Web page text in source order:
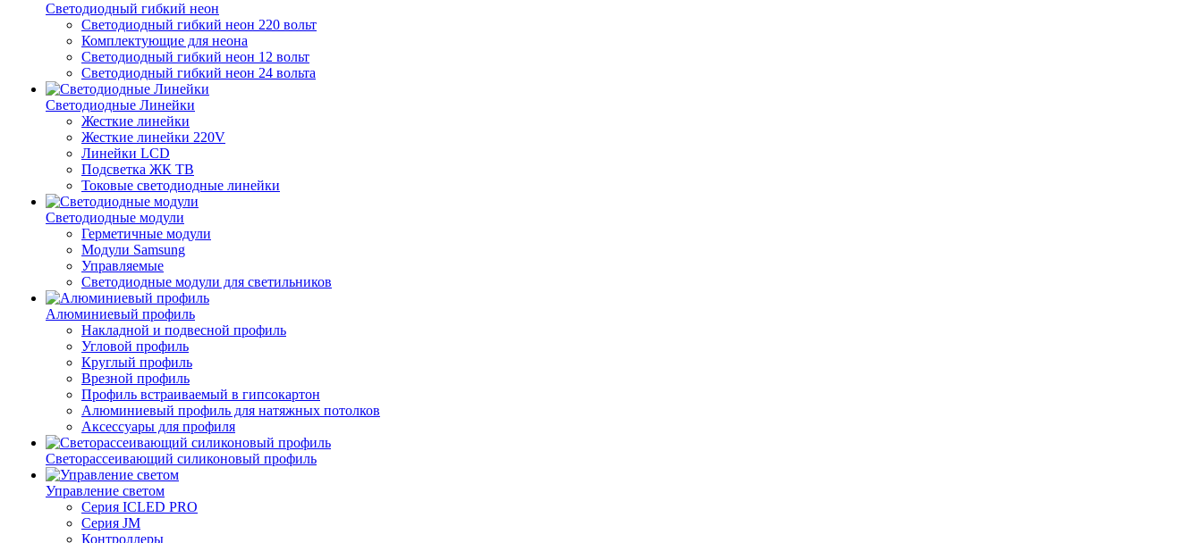
Светодиодный гибкий неон
Светодиодный гибкий неон 220 вольт
Комплектующие для неона
Светодиодный гибкий неон 12 вольт
Светодиодный гибкий неон 24 вольта
Светодиодные Линейки
Жесткие линейки
Жесткие линейки 220V
Линейки LCD
Подсветка ЖК ТВ
Токовые светодиодные линейки
Светодиодные модули
Герметичные модули
Модули Samsung
Управляемые
Светодиодные модули для светильников
Алюминиевый профиль
Накладной и подвесной профиль
Угловой профиль
Круглый профиль
Врезной профиль
Профиль встраиваемый в гипсокартон
Алюминиевый профиль для натяжных потолков
Аксессуары для профиля
Светорассеивающий силиконовый профиль
Управление светом
Серия ICLED PRO
Серия JM
Контроллеры